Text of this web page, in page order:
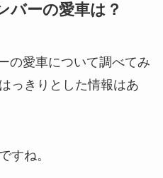
バーの愛車は？
の愛車について調べてみ
っきりとした情報はあ
すね。